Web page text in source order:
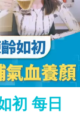
初 每日